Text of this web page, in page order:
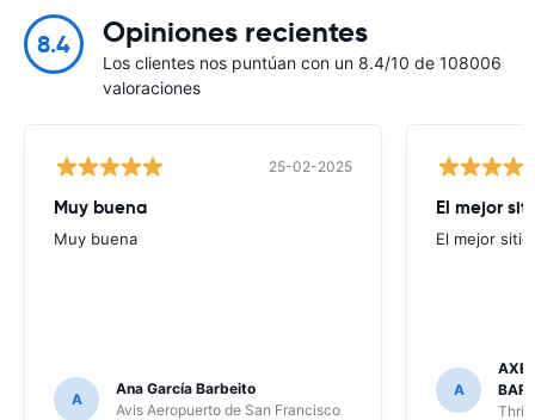
8.4 Opiniones recientes
Los clientes nos puntúan con un 8.4/10 de 108006
valoraciones
25-02-2025
Muy buena
Muy buena
A
Ana García Barbeito
Avis Aeropuerto de San Francisco
El mejor
El mejor
A